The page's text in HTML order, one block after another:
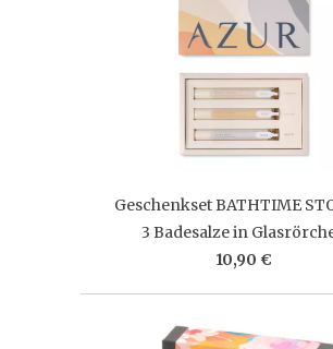
Geschenkset BATHTIME
3 Badesalze in
10,90 €